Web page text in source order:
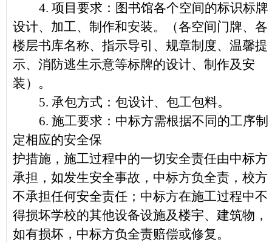
4. 项目要求：图书馆各个空间的标识标牌
设计、加工、制作和安装。（各空间门牌、各
楼层书库名称、指示导引、规章制度、温馨提
示、消防逃生示意等标牌的设计、制作及安
装）。
5. 承包方式：包设计、包工包料。
6. 施工要求：中标方需根据不同的工序制
定相应的安全保
护措施，施工过程中的一切安全责任由中标方
承担，如发生安全事故，中标方负全责，校方
不承担任何安全责任；中标方在施工过程中不
得损坏学校的其他设备设施及楼宇、建筑物，
如有损坏，中标方负全责赔偿或修复。